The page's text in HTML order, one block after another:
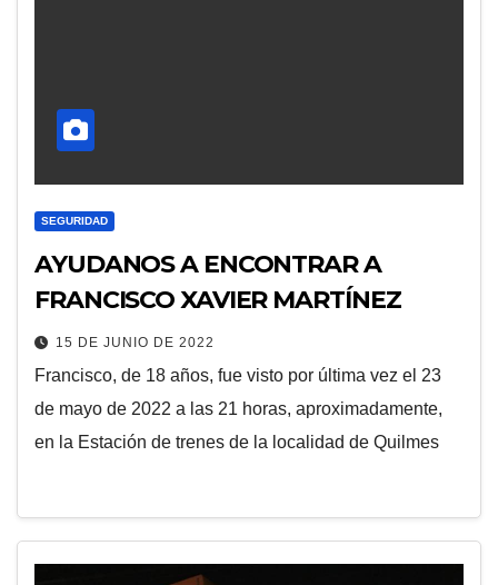
SEGURIDAD
AYUDANOS A ENCONTRAR A
FRANCISCO XAVIER MARTÍNEZ
15 DE JUNIO DE 2022
Francisco, de 18 años, fue visto por última vez el 23
de mayo de 2022 a las 21 horas, aproximadamente,
en la Estación de trenes de la localidad de Quilmes